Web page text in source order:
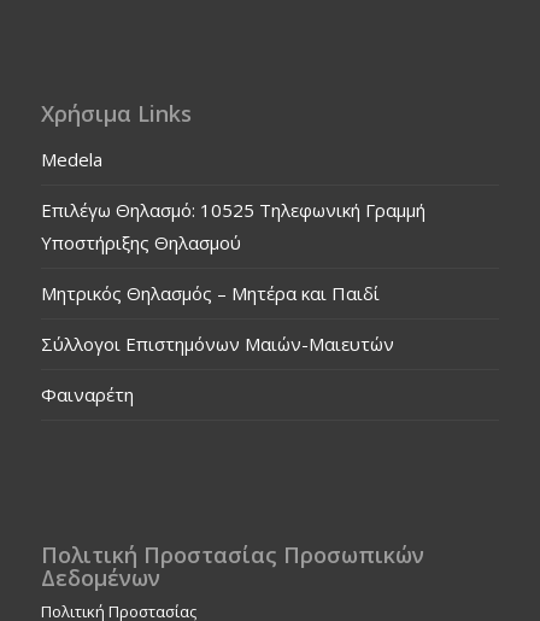
Χρήσιμα Links
Medela
Επιλέγω Θηλασμό: 10525 Τηλεφωνική Γραμμή
Υποστήριξης Θηλασμού
Μητρικός Θηλασμός – Μητέρα και Παιδί
Σύλλογοι Επιστημόνων Μαιών-Μαιευτών
Φαιναρέτη
Πολιτική Προστασίας Προσωπικών
Δεδομένων
Πολιτική Προστασίας